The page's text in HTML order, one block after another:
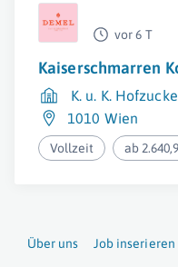
vor 6 T
Kaiserschmarren
K. u. K.
1010 Wien
Vollzeit ab
Über uns Job inserieren